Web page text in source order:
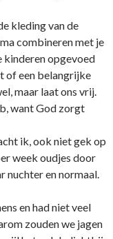
kleding van de
combineren met je
kinderen opgevoed
of een belangrijke
maar laat o­ns vrij.
want God zorgt
ik, ook niet gek op
week oudjes door
nuchter en normaal.
en had niet veel
zouden we jagen